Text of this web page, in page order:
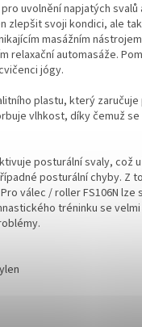
uvolnění napjatých
zlepšit svoji kondici, ale
masážním
relaxační automasáže.
jógy.
plastu, který
vlhkost, díky čemuž
posturální svaly, což
posturální chyby. Z
válec / roller FS106N lze
tréninku se